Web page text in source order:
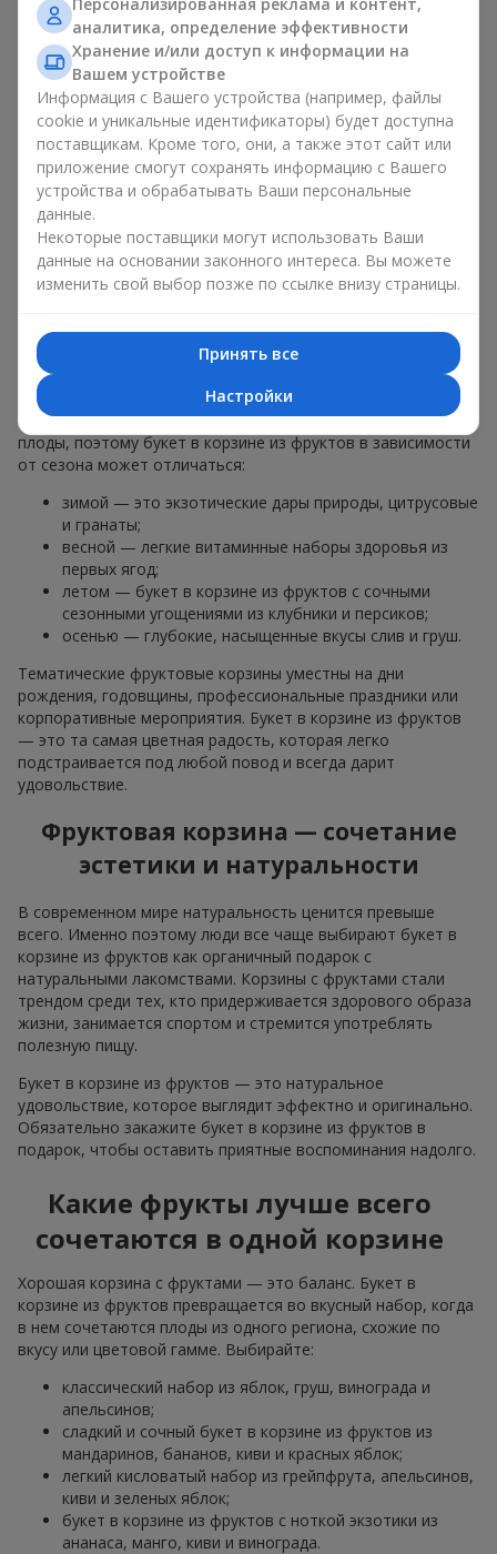
меньше, чем наполнение. Именно праздничное оформление
превращает обычный букет в корзине из фруктов в
гастрономический подарок. В компанииFlowers.uaмы
всегда учитываем пожелания клиента при создании декора.
При формировании композиции используются натуральные
материалы, продуманная упаковка вкуса и, конечно,
декоративные элементы, соответствующие событию.
По желанию клиента корзина с фруктами может быть
оформлена в прозрачной пленке или стильной коробке —
всегда с праздничной подачей, которая выглядит аккуратно
и презентабельно.
Тематические фруктовые
композиции для праздников
и сезонов
Каждое время года имеет свой характер и свои сезонные
плоды, поэтому букет в корзине из фруктов в зависимости
от сезона может отличаться:
зимой — это экзотические дары природы, цитрусовые
и гранаты;
весной — легкие витаминные наборы здоровья из
первых ягод;
летом — букет в корзине из фруктов с сочными
сезонными угощениями из клубники и персиков;
осенью — глубокие, насыщенные вкусы слив и груш.
Тематические фруктовые корзины уместны на дни
рождения, годовщины, профессиональные праздники или
корпоративные мероприятия. Букет в корзине из фруктов
— это та самая цветная радость, которая легко
подстраивается под любой повод и всегда дарит
удовольствие.
Фруктовая корзина — сочетание
эстетики и натуральности
В современном мире натуральность ценится превыше
всего. Именно поэтому люди все чаще выбирают букет в
корзине из фруктов как органичный подарок с
натуральными лакомствами. Корзины с фруктами стали
трендом среди тех, кто придерживается здорового образа
жизни, занимается спортом и стремится употреблять
полезную пищу.
Букет в корзине из фруктов — это натуральное
удовольствие, которое выглядит эффектно и оригинально.
Обязательно закажите букет в корзине из фруктов в
подарок, чтобы оставить приятные воспоминания надолго.
Какие фрукты лучше всего
сочетаются в одной корзине
Хорошая корзина с фруктами — это баланс. Букет в
корзине из фруктов превращается во вкусный набор, когда
в нем сочетаются плоды из одного региона, схожие по
вкусу или цветовой гамме. Выбирайте:
классический набор из яблок, груш, винограда и
апельсинов;
сладкий и сочный букет в корзине из фруктов из
мандаринов, бананов, киви и красных яблок;
легкий кисловатый набор из грейпфрута, апельсинов,
киви и зеленых яблок;
букет в корзине из фруктов с ноткой экзотики из
ананаса, манго, киви и винограда.
аналитика, определение эффективности
Хранение и/или доступ к информации на
Вашем устройстве
Информация с Вашего устройства (например, файлы
cookie и уникальные идентификаторы) будет доступна
поставщикам. Кроме того, они, а также этот сайт или
приложение смогут сохранять информацию с Вашего
устройства и обрабатывать Ваши персональные
данные.
Некоторые поставщики могут использовать Ваши
данные на основании законного интереса. Вы можете
изменить свой выбор позже по ссылке внизу страницы.
Принять все
Настройки